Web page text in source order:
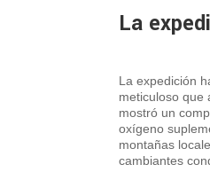
La
La expedición
meticuloso que
mostró un
oxígeno
montañas
cambiantes